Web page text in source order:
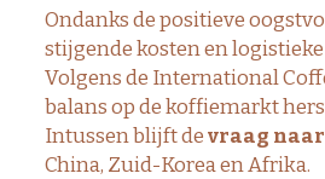
Ondanks de positieve
stijgende kosten en
Volgens de International
balans op de koffiemarkt
Intussen blijft devraag
China, Zuid-Korea en Afrika.